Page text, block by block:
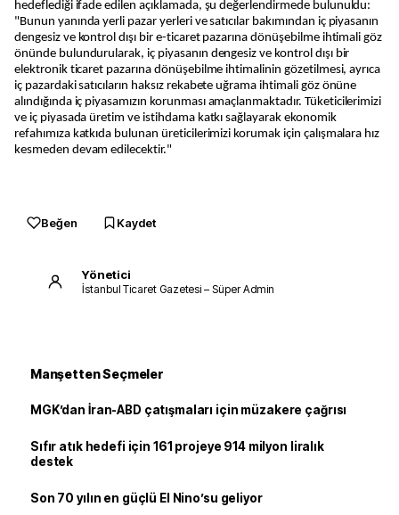
hedeflediği ifade edilen açıklamada, şu değerlendirmede bulunuldu:
"Bunun yanında yerli pazar yerleri ve satıcılar bakımından iç piyasanın
dengesiz ve kontrol dışı bir e-ticaret pazarına dönüşebilme ihtimali göz
önünde bulundurularak, iç piyasanın dengesiz ve kontrol dışı bir
elektronik ticaret pazarına dönüşebilme ihtimalinin gözetilmesi, ayrıca
iç pazardaki satıcıların haksız rekabete uğrama ihtimali göz önüne
alındığında iç piyasamızın korunması amaçlanmaktadır. Tüketicilerimizi
ve iç piyasada üretim ve istihdama katkı sağlayarak ekonomik
refahımıza katkıda bulunan üreticilerimizi korumak için çalışmalara hız
kesmeden devam edilecektir."
Beğen Kaydet
Yönetici
İstanbul Ticaret Gazetesi – Süper Admin
Manşetten Seçmeler
MGK’dan İran-ABD çatışmaları için müzakere çağrısı
Sıfır atık hedefi için 161 projeye 914 milyon liralık
destek
Son 70 yılın en güçlü El Nino’su geliyor